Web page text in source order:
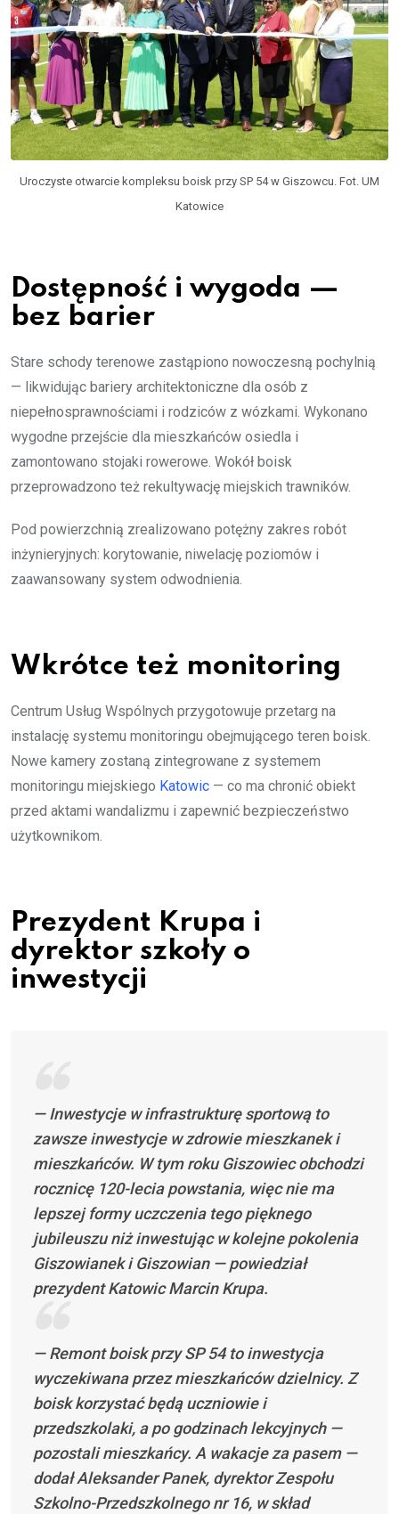
Uroczyste otwarcie kompleksu boisk przy SP 54 w Giszowcu. Fot. UM
Katowice
Dostępność i wygoda —
bez barier
Stare schody terenowe zastąpiono nowoczesną pochylnią
— likwidując bariery architektoniczne dla osób z
niepełnosprawnościami i rodziców z wózkami. Wykonano
wygodne przejście dla mieszkańców osiedla i
zamontowano stojaki rowerowe. Wokół boisk
przeprowadzono też rekultywację miejskich trawników.
Pod powierzchnią zrealizowano potężny zakres robót
inżynieryjnych: korytowanie, niwelację poziomów i
zaawansowany system odwodnienia.
Wkrótce też monitoring
Centrum Usług Wspólnych przygotowuje przetarg na
instalację systemu monitoringu obejmującego teren boisk.
Nowe kamery zostaną zintegrowane z systemem
monitoringu miejskiego Katowic — co ma chronić obiekt
przed aktami wandalizmu i zapewnić bezpieczeństwo
użytkownikom.
Prezydent Krupa i
dyrektor szkoły o
inwestycji
— Inwestycje w infrastrukturę sportową to
zawsze inwestycje w zdrowie mieszkanek i
mieszkańców. W tym roku Giszowiec obchodzi
rocznicę 120-lecia powstania, więc nie ma
lepszej formy uczczenia tego pięknego
jubileuszu niż inwestując w kolejne pokolenia
Giszowianek i Giszowian — powiedział
prezydent Katowic Marcin Krupa.
— Remont boisk przy SP 54 to inwestycja
wyczekiwana przez mieszkańców dzielnicy. Z
boisk korzystać będą uczniowie i
przedszkolaki, a po godzinach lekcyjnych —
pozostali mieszkańcy. A wakacje za pasem —
dodał Aleksander Panek, dyrektor Zespołu
Szkolno-Przedszkolnego nr 16, w skład